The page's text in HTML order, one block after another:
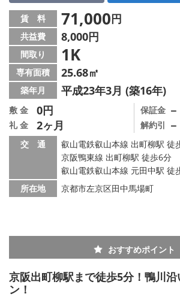
スタッフ紹介
賃貸管理の北白川店
店舗情報·アクセス
会社概要
メールでお問い合わせ
賃 料 71,000円
共益費 8,000円
間取り 1K
専有面積 25.68㎡
築年月 平成23年3月 (築16年)
敷 金 0円
礼 金 2ヶ月
保証金 －
解約引 －
交 通
叡山電鉄叡山本線 出町柳駅 徒
京阪鴨東線 出町柳駅 徒歩6分
叡山電鉄叡山本線 元田中駅 徒
所在地
京都市左京区田中馬場町
おすすめポイント
京阪出町柳駅まで徒歩5分！鴨川沿
ン！